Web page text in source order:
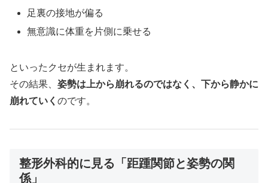
足裏の接地が偏る
無意識に体重を片側に乗せる
といったクセが生まれます。
その結果、 姿勢は上から崩れるのではなく、下から静かに
崩れていく のです。
整形外科的に見る「距踵関節と姿勢の関
係」